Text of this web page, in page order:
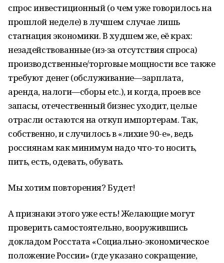
спрос инвестиционный (о чем уже говорилось на
прошлой неделе) в лучшем случае лишь
стагнация экономики. В худшем же, её крах:
незадействованные (из-за отсутствия спроса)
производственные/торговые мощности все также
требуют денег (обслуживание—зарплата,
аренда, налоги—сборы etc.), и когда, проев все
запасы, отечественный бизнес уходит, целые
отрасли остаются на откуп импортерам. Так,
собственно, и случилось в «лихие 90-е», ведь
россиянам как минимум надо что-то носить,
пить, есть, одевать, обувать.
Мы хотим повторения? Будет!
А признаки этого уже есть! Желающие могут
проверить самостоятельно, вооружившись
докладом Росстата «Социально-экономическое
положение России» (где указано сокращение,